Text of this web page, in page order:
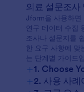
의료 설문조사
Jform을 사용하면
연구 데이터 수집
조사나 설문지를
한 요구 사항에 맞
는 단계별 가이드
+1. Choose
+2. 사용 사